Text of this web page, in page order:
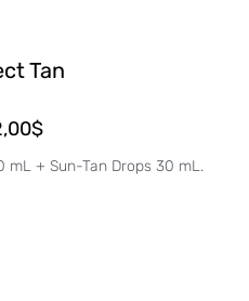
Tan
$
+ Sun-Tan Drops 30 mL.